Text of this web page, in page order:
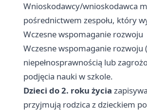
Wnioskodawcy/wnioskodawca
pośrednictwem zespołu, który
Wczesne wspomaganie rozwoju
Wczesne wspomaganie
niepełnosprawnością lub
podjęcia nauki w szkole.
Dzieci do 2. roku życia
przyjmują rodzica z dzieckiem